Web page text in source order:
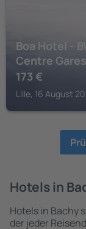
Boa Hotel -
Centre Gares
173 €
Lille, 16 August
Hotels in
Hotels in Bachy
der jeder